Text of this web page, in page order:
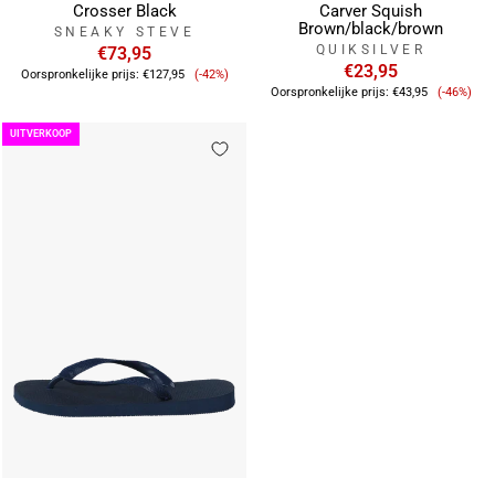
Crosser Black
SNEAKY STEVE
€73,95
Oorspronkelijke prijs: €127,95 Verkoopprijs
(-42%)
Carver Squish
Brown/black/brown
QUIKSILVER
€23,95
Oorspronkelijke prijs: €43,95 (-46%)
UITVERKOOP